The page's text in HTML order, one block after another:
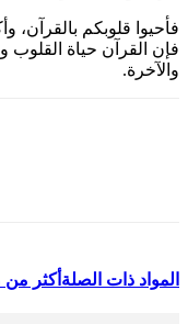
فأحيوا قلوبكم بالقرآن،
فإن القرآن حياة القلوب
والآخرة.
المواد ذات الصلة أكثر